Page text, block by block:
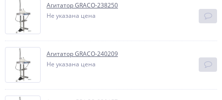
Агитатор GRACO-238250
Не указана цена
Агитатор GRACO-240209
Не указана цена